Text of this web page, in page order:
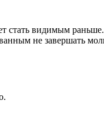
стать видимым
не завершать